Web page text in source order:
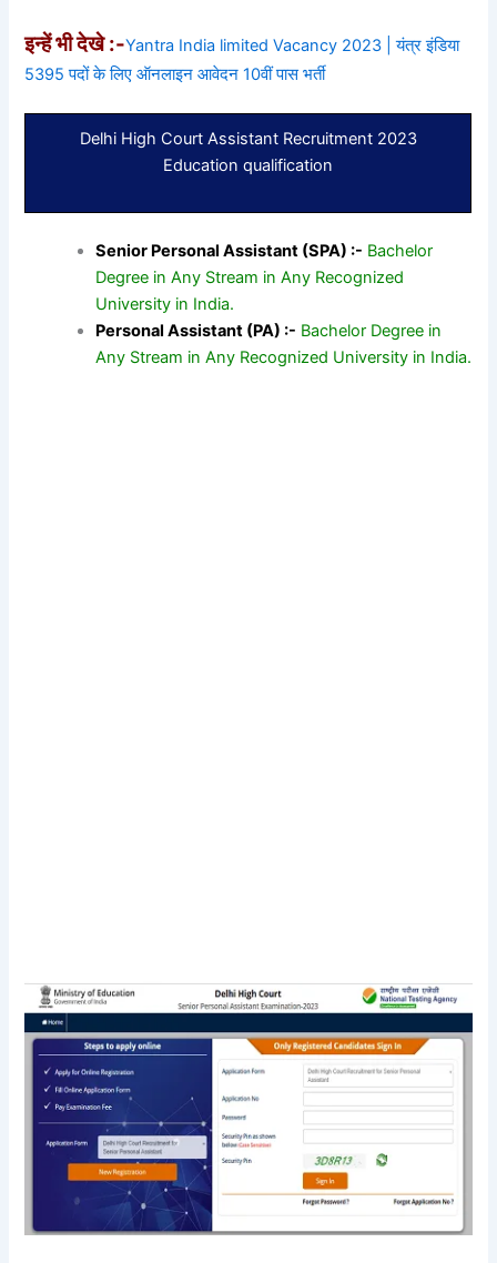
इन्हें भी देखे :-Yantra India limited Vacancy 2023 | यंत्र इंडिया
5395 पदों के लिए ऑनलाइन आवेदन 10वीं पास भर्ती
Delhi High Court Assistant Recruitment 2023
Education qualification
Senior Personal Assistant (SPA) :- Bachelor
Degree in Any Stream in Any Recognized
University in India.
Personal Assistant (PA) :- Bachelor Degree in
Any Stream in Any Recognized University in India.